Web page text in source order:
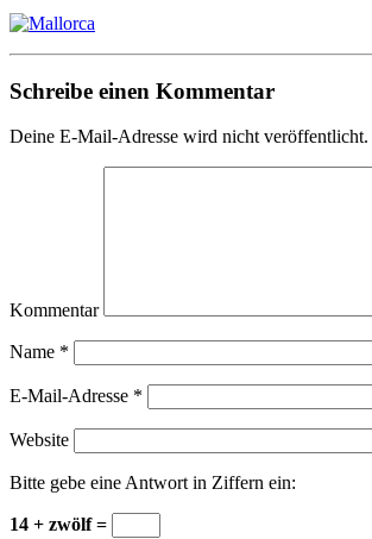
Schreibe einen Kommentar
Deine E-Mail-Adresse wird nicht veröffentlicht.
Kommentar
Name *
E-Mail-Adresse *
Website
Bitte gebe eine Antwort in Ziffern ein:
14 + zwölf =